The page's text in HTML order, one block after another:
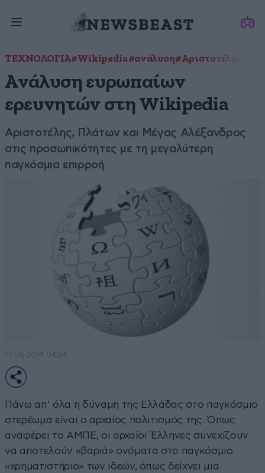
ΤΕΧΝΟΛΟΓΙΑ#Wikipedia#ανάλυση#Αριστοτέλης
Ανάλυση ευρωπαίων
ερευνητών στη Wikipedia
Αριστοτέλης, Πλάτων και Μέγας Αλέξανδρος
στις προσωπικότητες με τη μεγαλύτερη
παγκόσμια επιρροή
12·06·2014 04:34
Πάνω απ’ όλα η δύναμη της Ελλάδας στο παγκόσμιο
στερέωμα είναι ο αρχαίος πολιτισμός της. Όπως
αναφέρει το ΑΜΠΕ, οι αρχαίοι Έλληνες συνεχίζουν
να αποτελούν «βαριά» ονόματα στο παγκόσμιο
«χρηματιστήριο» των ιδεών, όπως δείχνει μια